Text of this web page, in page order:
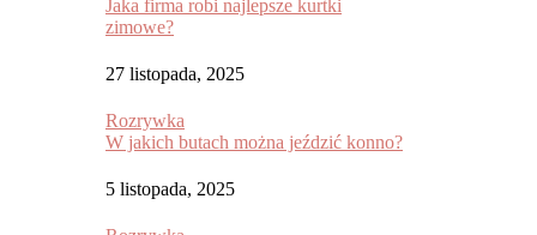
Jaka firma robi najlepsze kurtki
zimowe?
27 listopada, 2025
Rozrywka
W jakich butach można jeździć konno?
5 listopada, 2025